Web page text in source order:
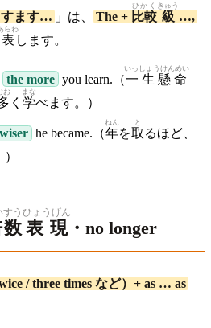
すます… 」は、 The + 比較
ひかく
級
きゅう
…,
表
らわ
します。
the more you learn.（一生懸命
いっしょうけんめい
お
く 学
まな
べます。）
he became.（年
ねん
を取
と
るほど、
すう
表現
ひょうげん
・no longer
/ three times など）+ as … as